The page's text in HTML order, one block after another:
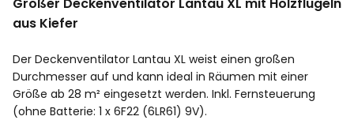
aus Kiefer
Der Deckenventilator Lantau XL weist einen großen
Durchmesser auf und kann ideal in Räumen mit einer
Größe ab 28 m² eingesetzt werden. Inkl. Fernsteuerung
(ohne Batterie: 1 x 6F22 (6LR61) 9V).